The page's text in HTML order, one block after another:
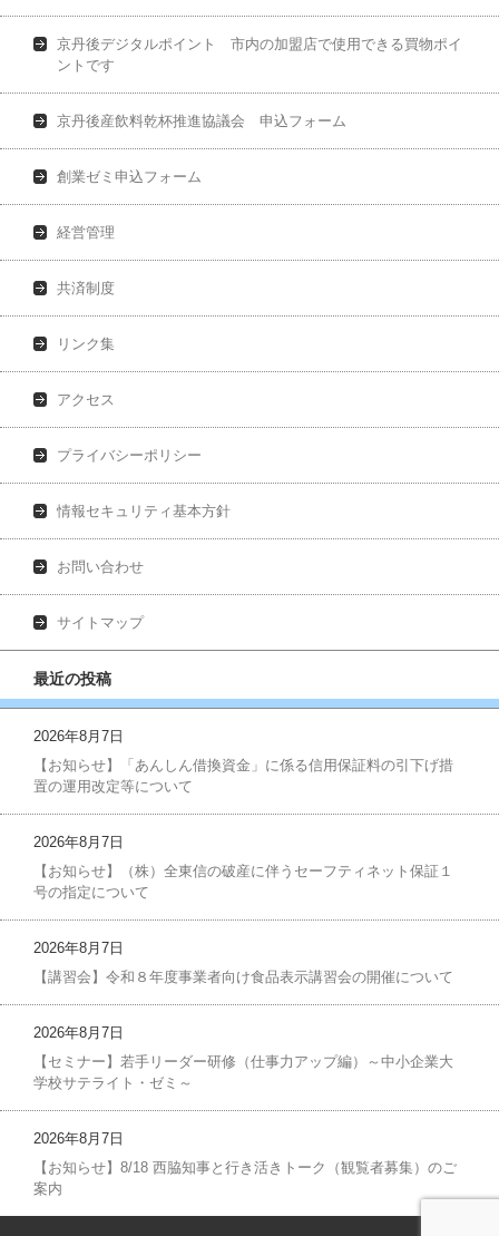
京丹後デジタルポイント 市内の加盟店で使用できる買物ポイ
ントです
京丹後産飲料乾杯推進協議会 申込フォーム
創業ゼミ申込フォーム
経営管理
共済制度
リンク集
アクセス
プライバシーポリシー
情報セキュリティ基本方針
お問い合わせ
サイトマップ
最近の投稿
2026年8月7日
【お知らせ】「あんしん借換資金」に係る信用保証料の引下げ措
置の運用改定等について
2026年8月7日
【お知らせ】（株）全東信の破産に伴うセーフティネット保証１
号の指定について
2026年8月7日
【講習会】令和８年度事業者向け食品表示講習会の開催について
2026年8月7日
【セミナー】若手リーダー研修（仕事力アップ編）～中小企業大
学校サテライト・ゼミ～
2026年8月7日
【お知らせ】8/18 西脇知事と行き活きトーク（観覧者募集）のご
案内